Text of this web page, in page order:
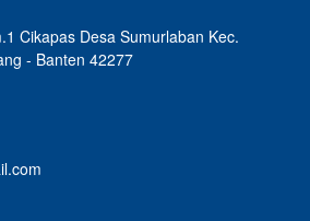
Cikapas Desa Sumurlaban Kec.
- Banten 42277